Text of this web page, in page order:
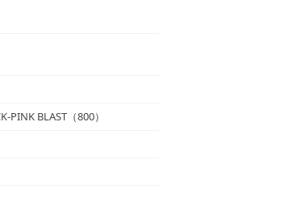
PINK BLAST（800）